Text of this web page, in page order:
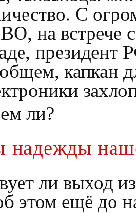
С
на встрече
президент
капкан
ли?
надежды
ли выход
этом ещё до